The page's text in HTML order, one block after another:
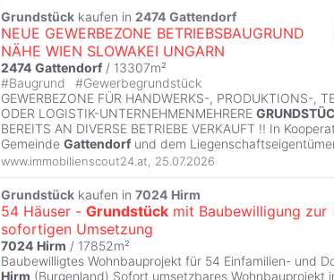
Grundstück kaufen in 2474 Gattendorf
NEUE GEWERBEZONE BETRIEBSBAUGRUND
NÄHE WIEN SLOWAKEI UNGARN
2474 Gattendorf / 13307m²
#Baugrund #Gewerbegrundstück
GEWERBEZONE FÜR HANDWERKS-, PRODUKTIONS-,
ODER LOGISTIK-UNTERNEHMENMEHRERE
BEREITS AN DIVERSE BETRIEBE VERKAUFT !! In
Gemeinde Gattendorf und dem
www.immobilienscout24.at 25.07.2026
Grundstück kaufen in 7024 Hirm
54 Häuser - Grundstück mit Baubewilligung zur
sofortigen Umsetzung
7024 Hirm / 17852m²
Baubewilligtes Wohnbauprojekt für 54 Einfamilien- und
Hirm (Burgenland) Sofort umsetzbares Wohnbauprojekt